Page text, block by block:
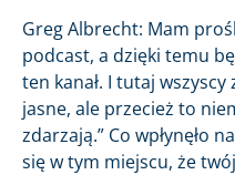
Greg Albrecht: Mam
podcast, a dzięki temu
ten kanał. I tutaj
jasne, ale przecież to
zdarzają.” Co wpłynęło
się w tym miejscu, że twój